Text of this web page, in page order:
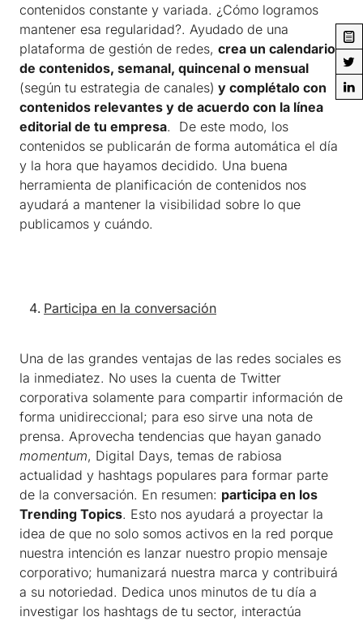
contenidos constante y variada. ¿Cómo logramos
mantener esa regularidad?. Ayudado de una
plataforma de gestión de redes, crea un calendario
de contenidos, semanal, quincenal o mensual
(según tu estrategia de canales) y complétalo con
contenidos relevantes y de acuerdo con la línea
editorial de tu empresa. De este modo, los
contenidos se publicarán de forma automática el día
y la hora que hayamos decidido. Una buena
herramienta de planificación de contenidos nos
ayudará a mantener la visibilidad sobre lo que
publicamos y cuándo.
Participa en la conversación
Una de las grandes ventajas de las redes sociales es
la inmediatez. No uses la cuenta de Twitter
corporativa solamente para compartir información de
forma unidireccional; para eso sirve una nota de
prensa. Aprovecha tendencias que hayan ganado
momentum, Digital Days, temas de rabiosa
actualidad y hashtags populares para formar parte
de la conversación. En resumen: participa en los
Trending Topics. Esto nos ayudará a proyectar la
idea de que no solo somos activos en la red porque
nuestra intención es lanzar nuestro propio mensaje
corporativo; humanizará nuestra marca y contribuirá
a su notoriedad. Dedica unos minutos de tu día a
investigar los hashtags de tu sector, interactúa